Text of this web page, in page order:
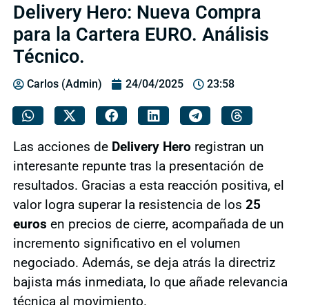
Delivery Hero: Nueva Compra
para la Cartera EURO. Análisis
Técnico.
Carlos (Admin) 24/04/2025 23:58
Las acciones de Delivery Hero registran un
interesante repunte tras la presentación de
resultados. Gracias a esta reacción positiva, el
valor logra superar la resistencia de los 25
euros en precios de cierre, acompañada de un
incremento significativo en el volumen
negociado. Además, se deja atrás la directriz
bajista más inmediata, lo que añade relevancia
técnica al movimiento.